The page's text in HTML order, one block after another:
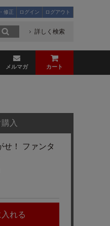
修正 ログイン ログアウト
詳しく検索
メルマガ カート
入
せ！ ファンタ
れる